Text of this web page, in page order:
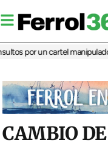
por un cartel manipuladoLa
CAMBIO